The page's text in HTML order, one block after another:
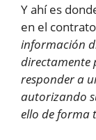
Y ahí es
en el
información
directamente
responder a
autorizando
ello de forma